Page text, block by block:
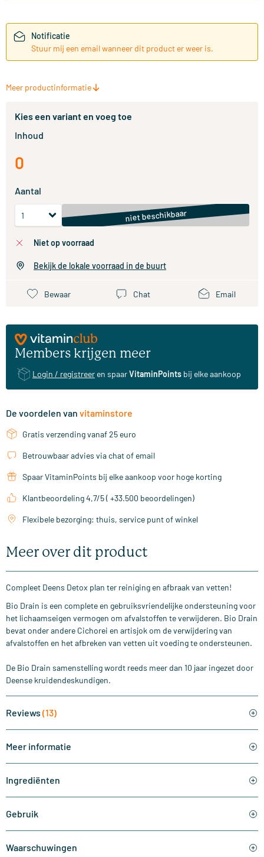
Notificatie
Stuur mij een email wanneer dit product er weer is.
Meer productinformatie
Kies een variant en voeg toe
Inhoud
0
Aantal
niet beschikbaar
niet op voorraad
Bekijk de lokale voorraad in de buurt
Bewaar Chat Email
Members krijgen meer
Login / registreer en spaarVitaminPoints bij elke aankoop
De voordelen van vitaminstore
Gratis verzending vanaf 25 euro
Betrouwbaar advies via chat of email
Spaar VitaminPoints bij elke aankoop voor hoge korting
Klantbeoordeling 4,7/5 ( +33.500 beoordelingen)
Flexibele bezorging: thuis, service punt of winkel
Meer over dit product
Compleet Deens Detox plan ter reiniging en afbraak van vetten!
Bio Drain is een complete en gebruiksvriendelijke ondersteuning voor
het lichaamseigen vermogen om afvalstoffen te verwijderen. Bio Drain
bevat onder andere Cichorei en artisjok om de verwijdering van
afvalstoffen en het afbreken van vetten uit voeding te ondersteunen.
De Bio Drain samenstelling wordt reeds meer dan 10 jaar ingezet door
Deense kruidendeskundigen.
Reviews (13)
Meer informatie
Ingrediënten
Gebruik
Waarschuwingen